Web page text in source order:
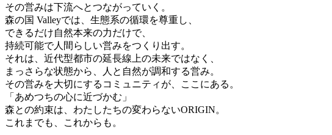
その営みは下流へとつながっていく。
森の国 Valleyでは、生態系の循環を尊重し、
できるだけ自然本来の力だけで、
持続可能で人間らしい営みをつくり出す。
それは、近代型都市の延長線上の未来ではなく、
まっさらな状態から、人と自然が調和する営み。
その営みを大切にするコミュニティが、ここにある。
「あめつちの心に近づかむ」
森との約束は、わたしたちの変わらないORIGIN。
これまでも、これからも。